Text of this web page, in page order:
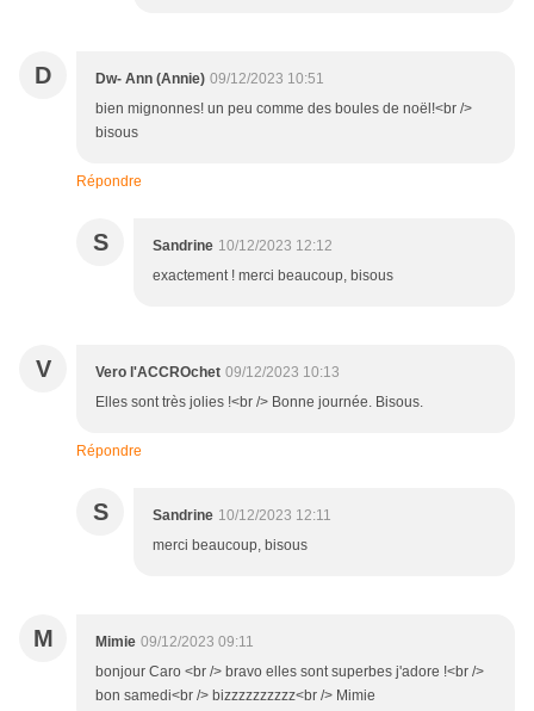
D Dw- Ann (Annie) 09/12/2023 10:51
bien mignonnes! un peu comme des boules de noël!<br />
bisous
Répondre
S Sandrine 10/12/2023 12:12
exactement ! merci beaucoup, bisous
V Vero l'ACCROchet 09/12/2023 10:13
Elles sont très jolies !<br /> Bonne journée. Bisous.
Répondre
S Sandrine 10/12/2023 12:11
merci beaucoup, bisous
M Mimie 09/12/2023 09:11
bonjour Caro <br /> bravo elles sont superbes j'adore !<br />
bon samedi<br /> bizzzzzzzzzz<br /> Mimie